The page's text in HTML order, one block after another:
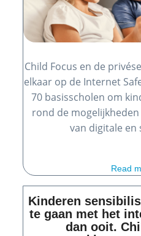
Child Focus en de
elkaar op de Internet
70 basisscholen om
rond de
van digitale en
Read
Kinderen
te gaan met het
dan ooit.